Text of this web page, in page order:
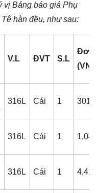
vị Bảng báo giá Phụ
Tê hàn đều, như sau:
V.L ĐVT S.L
Đơn
316L Cái 1
316L Cái 1
316L Cái 1